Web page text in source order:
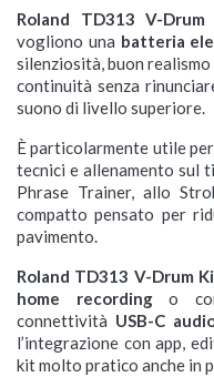
Roland TD313 V-
vogliono una batteria
silenziosità, buon
continuità senza
suono di livello superiore.
È particolarmente utile per
tecnici e allenamento sul
Phrase Trainer, allo
compatto pensato per
pavimento.
Roland TD313 V-Drum
home recordingo con
connettività USB-C
l’integrazione con app,
kit molto pratico anche in